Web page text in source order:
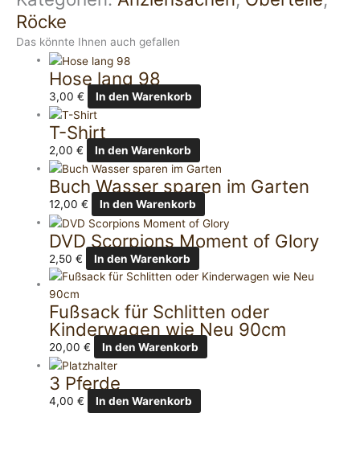
Röcke
Das könnte Ihnen auch gefallen
Hose lang 98
3,00€ In den Warenkorb
T-Shirt
2,00€ In den Warenkorb
Buch Wasser sparen im Garten
12,00€ In den Warenkorb
DVD Scorpions Moment of Glory
2,50€ In den Warenkorb
Fußsack für Schlitten oder
Kinderwagen wie Neu 90cm
20,00€ In den Warenkorb
3 Pferde
4,00€ In den Warenkorb